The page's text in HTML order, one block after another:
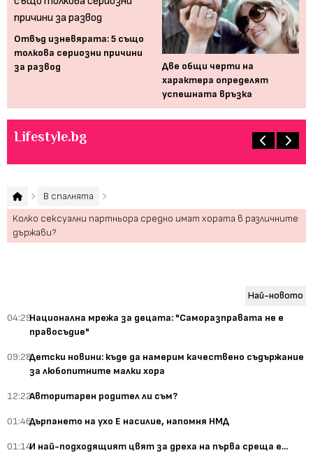
Отвъд изневярата: 5 също
толкова сериозни причини
за развод
Две общи черти на
характера определят
успешната връзка
Lifestyle.bg
В спалнята
Колко сексуални партньора средно имат хората в различните
държави?
Най-новото
04:29Национална мрежа за децата: "Саморазправата не е
правосъдие"
09:28Детски новини: къде да намерим качествено съдържание
за любопитните малки хора
12:22Авторитарен родител ли съм?
01:46Дърпането на ухо Е насилие, напомня НМД
01:14И най-подходящият цвят за дреха на първа среща е...